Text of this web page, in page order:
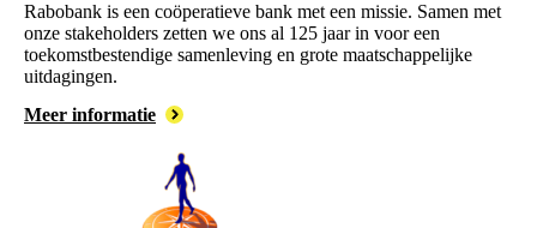
Rabobank is een coöperatieve bank met een missie. Samen met
onze stakeholders zetten we ons al 125 jaar in voor een
toekomstbestendige samenleving en grote maatschappelijke
uitdagingen.
Meer informatie